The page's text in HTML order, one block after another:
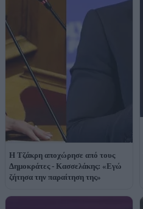
Η Τζάκρη αποχώρησε από τους
Δημοκράτες - Κασσελάκης: «Εγώ
ζήτησα την παραίτηση της»